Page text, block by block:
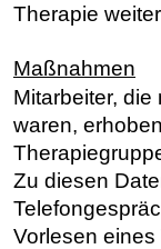
Therapie
Maßnahmen
Mitarbeiter,
waren,
Zu diesen
Vorlesen